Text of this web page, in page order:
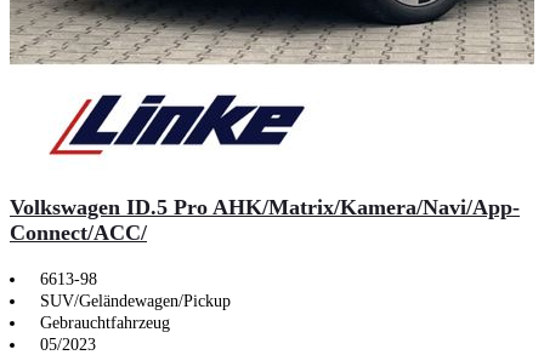
Volkswagen ID.5 Pro AHK/Matrix/Kamera/Navi/App-
Connect/ACC/
6613-98
SUV/Geländewagen/Pickup
Gebrauchtfahrzeug
05/2023